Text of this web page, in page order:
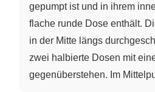
gepumpt ist und in ihrem
flache runde Dose enthält.
in der Mitte längs
zwei halbierte Dosen mit
gegenüberstehen. Im